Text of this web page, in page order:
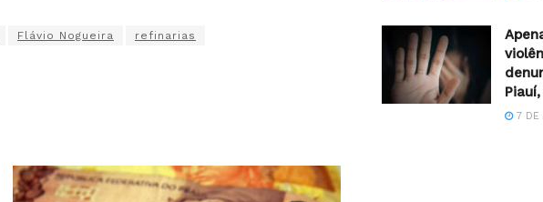
Flávio Nogueira refinarias
7 DE